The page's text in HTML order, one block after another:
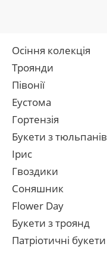
Осіння колекція
Троянди
Півонії
Еустома
Гортензія
Букети з тюльпанів
Ірис
Гвоздики
Соняшник
Flower Day
Букети з троянд
Патріотичні букети